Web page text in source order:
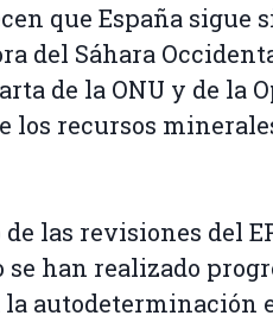
que España sigue
del Sáhara
de la ONU y de la
los recursos
las revisiones del
han realizado
autodeterminación